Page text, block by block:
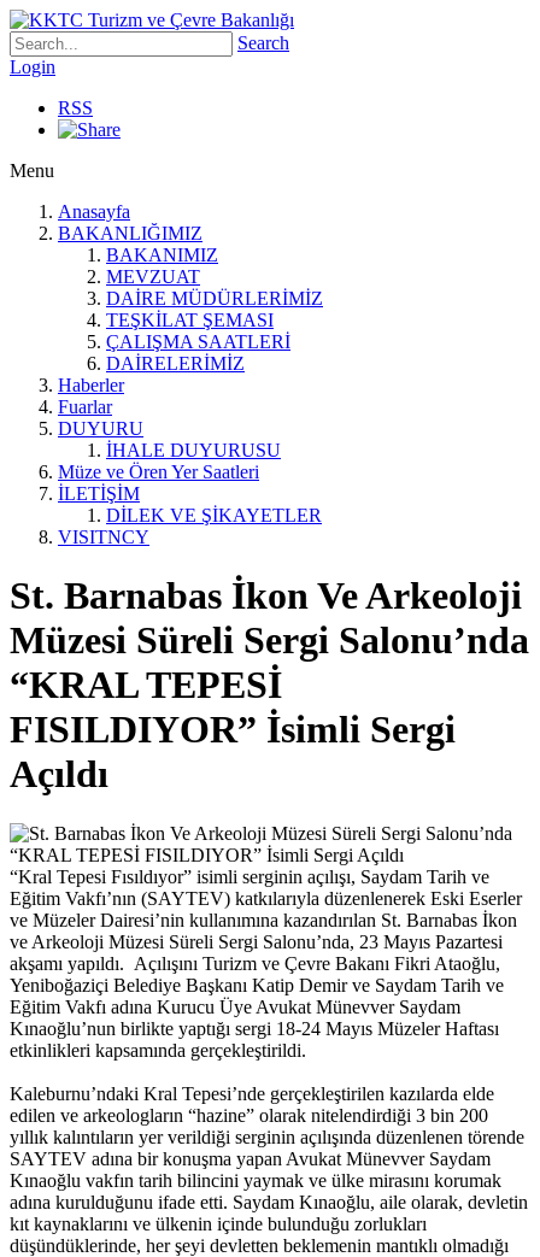
Search
Login
RSS
Menu
Anasayfa
BAKANLIĞIMIZ
BAKANIMIZ
MEVZUAT
DAİRE MÜDÜRLERİMİZ
TEŞKİLAT ŞEMASI
ÇALIŞMA SAATLERİ
DAİRELERİMİZ
Haberler
Fuarlar
DUYURU
İHALE DUYURUSU
Müze ve Ören Yer Saatleri
İLETİŞİM
DİLEK VE ŞİKAYETLER
VISITNCY
St. Barnabas İkon Ve Arkeoloji
Müzesi Süreli Sergi Salonu’nda
“KRAL TEPESİ
FISILDIYOR” İsimli Sergi
Açıldı
“Kral Tepesi Fısıldıyor” isimli serginin açılışı, Saydam Tarih ve
Eğitim Vakfı’nın (SAYTEV) katkılarıyla düzenlenerek Eski Eserler
ve Müzeler Dairesi’nin kullanımına kazandırılan St. Barnabas İkon
ve Arkeoloji Müzesi Süreli Sergi Salonu’nda, 23 Mayıs Pazartesi
akşamı yapıldı. Açılışını Turizm ve Çevre Bakanı Fikri Ataoğlu,
Yeniboğaziçi Belediye Başkanı Katip Demir ve Saydam Tarih ve
Eğitim Vakfı adına Kurucu Üye Avukat Münevver Saydam
Kınaoğlu’nun birlikte yaptığı sergi 18-24 Mayıs Müzeler Haftası
etkinlikleri kapsamında gerçekleştirildi.
Kaleburnu’ndaki Kral Tepesi’nde gerçekleştirilen kazılarda elde
edilen ve arkeologların “hazine” olarak nitelendirdiği 3 bin 200
yıllık kalıntıların yer verildiği serginin açılışında düzenlenen törende
SAYTEV adına bir konuşma yapan Avukat Münevver Saydam
Kınaoğlu vakfın tarih bilincini yaymak ve ülke mirasını korumak
adına kurulduğunu ifade etti. Saydam Kınaoğlu, aile olarak, devletin
kıt kaynaklarını ve ülkenin içinde bulunduğu zorlukları
düşündüklerinde, her şeyi devletten beklemenin mantıklı olmadığı